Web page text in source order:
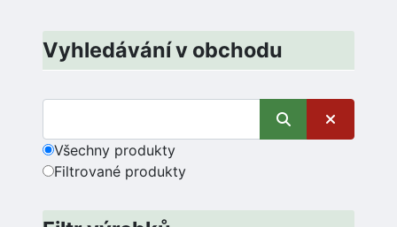
Vyhledávání v obchodu
Všechny produkty
Filtrované produkty